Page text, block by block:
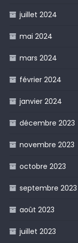
juillet 2024
mai 2024
mars 2024
février 2024
janvier 2024
décembre 2023
novembre 2023
octobre 2023
septembre 2023
août 2023
juillet 2023